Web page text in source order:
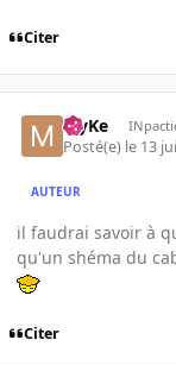
Citer
MyKe
Posté(e) le 13
AUTEUR
il faudrai savoir à
qu'un shéma du
Citer